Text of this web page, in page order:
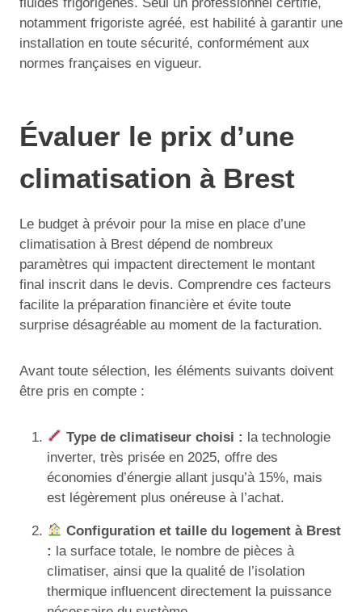
notamment frigoriste agréé, est habilité à garantir une
installation en toute sécurité, conformément aux
normes françaises en vigueur.
Évaluer le prix d’une
climatisation à Brest
Le budget à prévoir pour la mise en place d’une
climatisation à Brest dépend de nombreux
paramètres qui impactent directement le montant
final inscrit dans le devis. Comprendre ces facteurs
facilite la préparation financière et évite toute
surprise désagréable au moment de la facturation.
Avant toute sélection, les éléments suivants doivent
être pris en compte :
Type de climatiseur choisi : la technologie
inverter, très prisée en 2025, offre des
économies d’énergie allant jusqu’à 15%, mais
est légèrement plus onéreuse à l’achat.
Configuration et taille du logement à Brest
: la surface totale, le nombre de pièces à
climatiser, ainsi que la qualité de l’isolation
thermique influencent directement la puissance